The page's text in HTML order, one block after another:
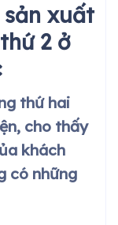
sản xuất
2 ở
thứ hai
cho thấy
khách
có những